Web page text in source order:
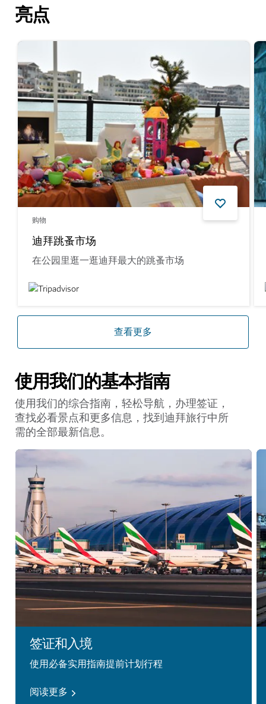
亮点
购物
迪拜跳蚤市场
在公园里逛一逛迪拜最大的跳蚤市场
查看更多
使用我们的基本指南
使用我们的综合指南，轻松导航，办理签证，
查找必看景点和更多信息，找到迪拜旅行中所
需的全部最新信息。
签证和入境
使用必备实用指南提前计划行程
阅读更多